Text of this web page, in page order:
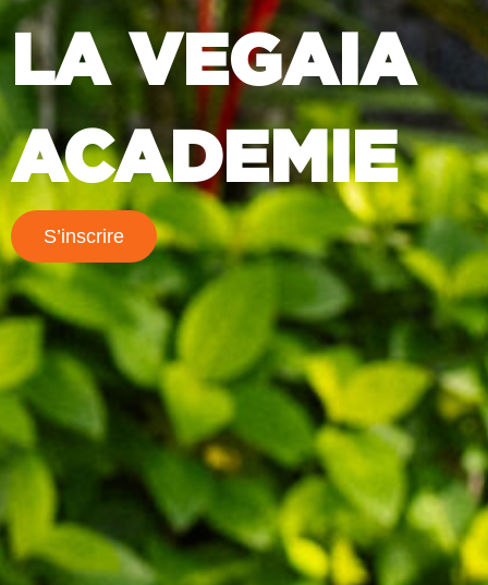
LA VEGAIA
ACADEMIE
S’inscrire